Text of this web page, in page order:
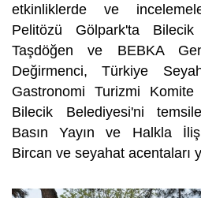
etkinliklerde ve
Pelitözü Gölpark'ta
Taşdöğen ve BEBKA
Değirmenci, Türkiye
Gastronomi Turizmi
Bilecik Belediyesi'ni
Basın Yayın ve Halkla
Bircan ve seyahat acentaları